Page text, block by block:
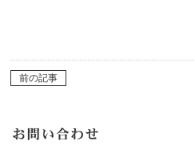
前の記事